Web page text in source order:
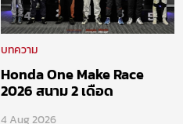
บทความ
Honda One Make Race
2026 สนาม 2 เดือด
4 Aug 2026